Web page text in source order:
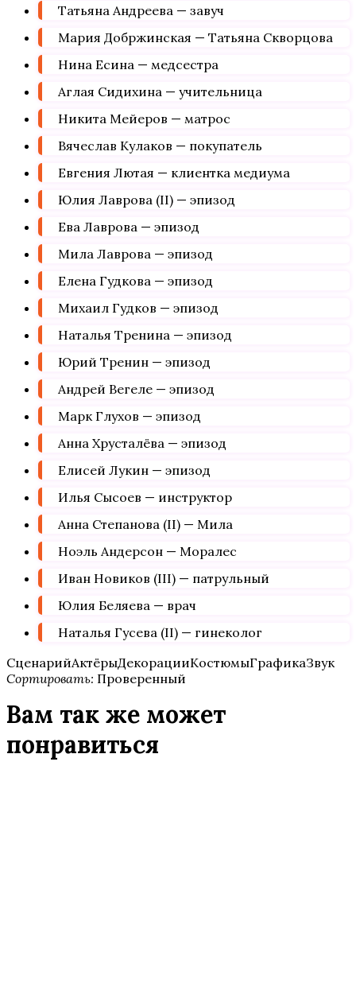
Татьяна Андреева — завуч
Мария Добржинская — Татьяна Скворцова
Нина Есина — медсестра
Аглая Сидихина — учительница
Никита Мейеров — матрос
Вячеслав Кулаков — покупатель
Евгения Лютая — клиентка медиума
Юлия Лаврова (II) — эпизод
Ева Лаврова — эпизод
Мила Лаврова — эпизод
Елена Гудкова — эпизод
Михаил Гудков — эпизод
Наталья Тренина — эпизод
Юрий Тренин — эпизод
Андрей Вегеле — эпизод
Марк Глухов — эпизод
Анна Хрусталёва — эпизод
Елисей Лукин — эпизод
Илья Сысоев — инструктор
Анна Степанова (II) — Мила
Ноэль Андерсон — Моралес
Иван Новиков (III) — патрульный
Юлия Беляева — врач
Наталья Гусева (II) — гинеколог
СценарийАктёрыДекорацииКостюмыГрафикаЗвук
Сортировать: Проверенный
Вам так же может
понравиться